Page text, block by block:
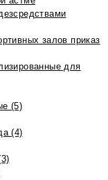
залов приказ
для
(5)
(4)